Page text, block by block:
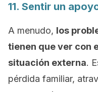
11. Sentir un
A menudo, los
tienen que ver con
situación externa.
pérdida familiar,